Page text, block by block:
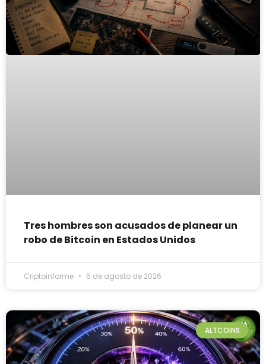
Tres hombres son acusados de planear un
robo de Bitcoin en Estados Unidos
Criptoinforme 5 de agosto de 2026
ALTCOINS